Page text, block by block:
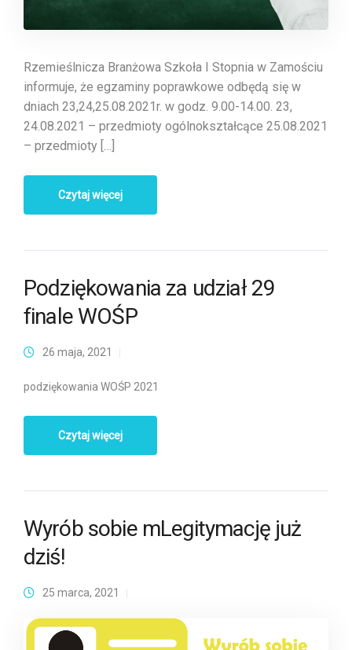
Rzemieślnicza Branżowa Szkoła I Stopnia w Zamościu
informuje, że egzaminy poprawkowe odbędą się w
dniach 23,24,25.08.2021r. w godz. 9.00-14.00. 23,
24.08.2021 – przedmioty ogólnokształcące 25.08.2021
– przedmioty […]
Czytaj więcej
Podziękowania za udział 29
finale WOŚP
26 maja, 2021
podziękowania WOŚP 2021
Czytaj więcej
Wyrób sobie mLegitymację już
dziś!
25 marca, 2021